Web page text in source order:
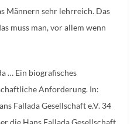
Männern sehr lehrreich. Das
muss man, vor allem wenn
… Ein biografisches
Anforderung. In:
Fallada Gesellschaft e.V. 34
die Hans Fallada Gesellschaft